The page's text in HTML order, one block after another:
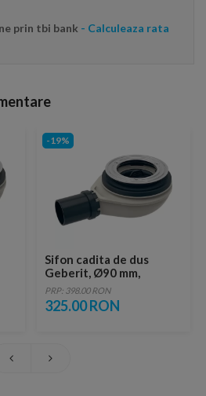
prin tbi bank - Calculeaza rata
-19%
Sifon cadita de dus
Geberit, Ø90 mm,
inaltimea garzii
hidraulice 30 mm
PRP: 398.00 RON
325.00 RON